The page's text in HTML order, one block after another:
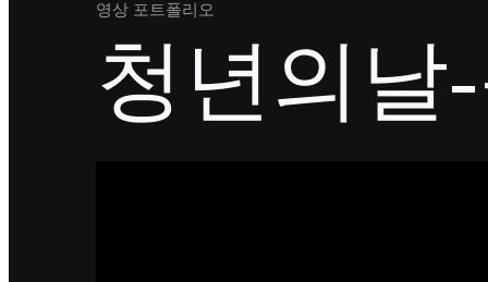
영상 포트폴리오
청년의날